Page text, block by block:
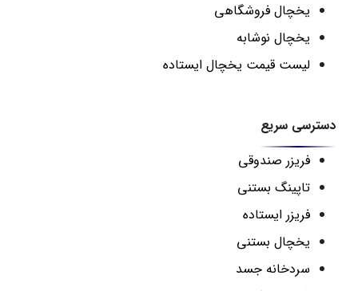
یخچال فروشگاهی
یخچال نوشابه
لیست قیمت یخچال ایستاده
دسترسی سریع
فریزر صندوقی
تاپینگ بستنی
فریزر ایستاده
یخچال بستنی
سردخانه جسد